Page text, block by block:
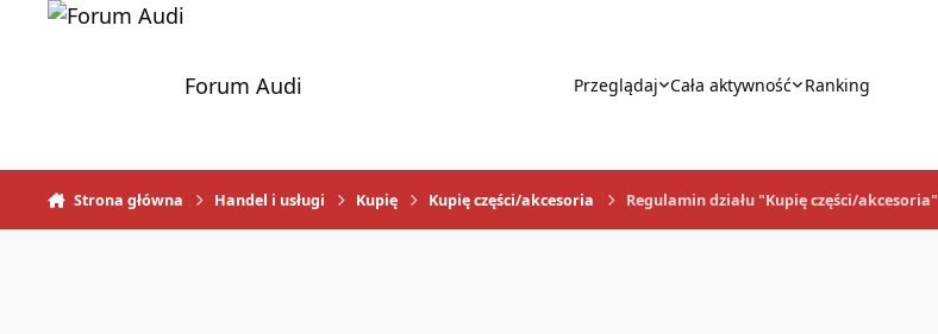
Skocz do zawartości
Forum Audi Przeglądaj Cała aktywność Ranking
Strona główna Handel i usługi Kupię Kupię części/akcesoria Regulamin działu "Kupię części/akcesoria"